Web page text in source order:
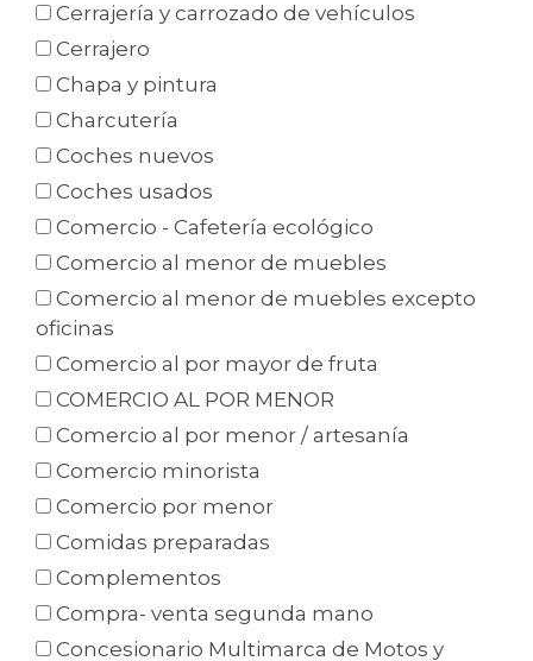
Cerrajería y carrozado de vehículos
Cerrajero
Chapa y pintura
Charcutería
Coches nuevos
Coches usados
Comercio - Cafetería ecológico
Comercio al menor de muebles
Comercio al menor de muebles excepto
oficinas
Comercio al por mayor de fruta
COMERCIO AL POR MENOR
Comercio al por menor / artesanía
Comercio minorista
Comercio por menor
Comidas preparadas
Complementos
Compra- venta segunda mano
Concesionario Multimarca de Motos y